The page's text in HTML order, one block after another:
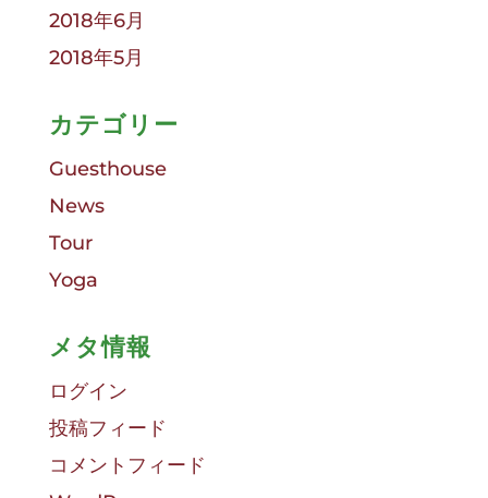
2018年6月
2018年5月
カテゴリー
Guesthouse
News
Tour
Yoga
メタ情報
ログイン
投稿フィード
コメントフィード